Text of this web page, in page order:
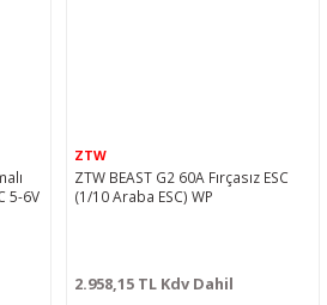
5-6V
ZTW
ZTW BEAST G2 60A Fırçasız ESC
(1/10 Araba ESC) WP
2.958,15 TL Kdv Dahil